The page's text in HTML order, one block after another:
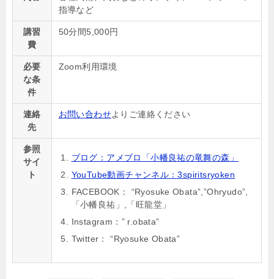
指導など
講習
費
50分間5,000円
必要
な条
件
Zoom利用環境
連絡
先
お問い合わせよりご連絡ください
参照
サイ
ト
ブログ：アメブロ「小幡良祐の竜舞の森」
YouTube動画チャンネル：3spiritsryoken
FACEBOOK： “Ryosuke Obata”,”Ohryudo”,
「小幡良祐」,「旺龍堂」
Instagram：” r.obata”
Twitter： “Ryosuke Obata”